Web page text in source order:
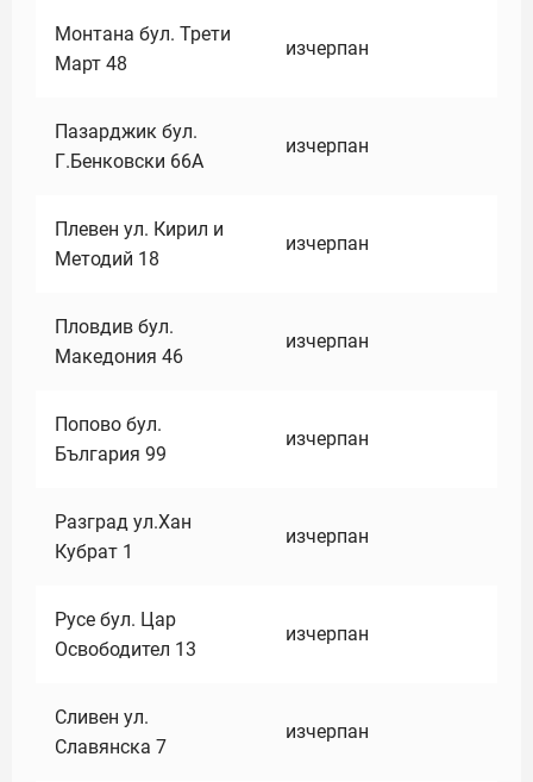
Монтана бул. Трети
Март 48
изчерпан
Пазарджик бул.
Г.Бенковски 66А
изчерпан
Плевен ул. Кирил и
Методий 18
изчерпан
Пловдив бул.
Македония 46
изчерпан
Попово бул.
България 99
изчерпан
Разград ул.Хан
Кубрат 1
изчерпан
Русе бул. Цар
Освободител 13
изчерпан
Сливен ул.
Славянска 7
изчерпан